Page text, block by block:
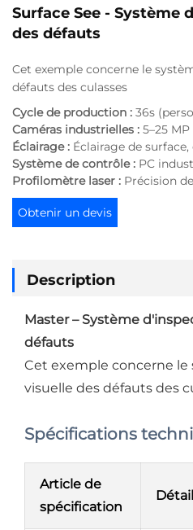
Surface See - Système
des défauts
Cet exemple concerne le
défauts des culasses
Cycle de production : 36s
Caméras industrielles : 5–25
Éclairage : Éclairage de
Système de contrôle : PC
Profilomètre laser : Précision
Obtenir un devis
Description
Master – Système
défauts
Cet exemple concerne
visuelle des défauts des
Spécifications
Article de
spécification